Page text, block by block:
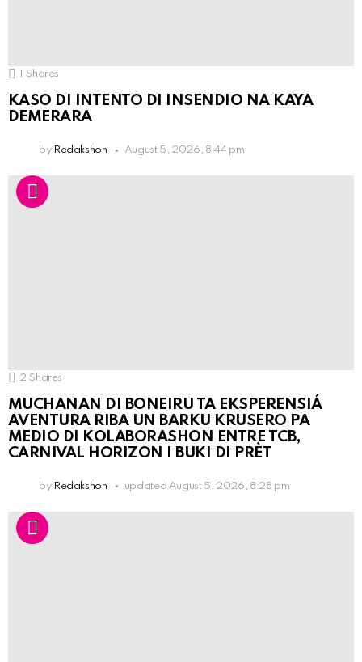
Shares
KASO DI INTENTO DI INSENDIO NA KAYA
DEMERARA
by Redakshon August 5, 2026, 8:44 pm
2 Shares
MUCHANAN DI BONEIRU TA EKSPERENSIÁ
AVENTURA RIBA UN BARKU KRUSERO PA
MEDIO DI KOLABORASHON ENTRE TCB,
CARNIVAL HORIZON I BUKI DI PRÈT
by Redakshon updated August 5, 2026, 8:28 pm